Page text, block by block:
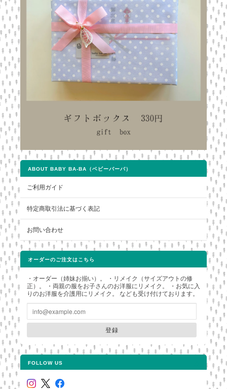
ABOUT BABY BA-BA（ベビーバーバ）
ご利用ガイド
特定商取引法に基づく表記
お問い合わせ
オーダーのご注文はこちら
・オーダー（姉妹お揃い）。 ・リメイク（サイズアウトの修
正）。 ・両親の服をお子さんのお洋服にリメイク。 ・お気に入
りのお洋服を介護用にリメイク。 なども受け付けております。
登録
FOLLOW US